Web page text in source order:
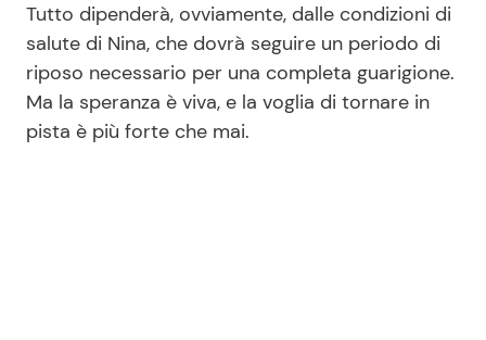
Tutto dipenderà, ovviamente, dalle condizioni di
salute di Nina, che dovrà seguire un periodo di
riposo necessario per una completa guarigione.
Ma la speranza è viva, e la voglia di tornare in
pista è più forte che mai.